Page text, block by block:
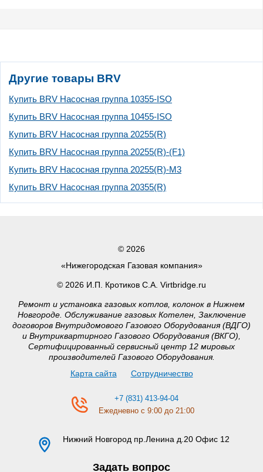
Другие товары BRV
Купить BRV Насосная группа 10355-ISO
Купить BRV Насосная группа 10455-ISO
Купить BRV Насосная группа 20255(R)
Купить BRV Насосная группа 20255(R)-(F1)
Купить BRV Насосная группа 20255(R)-M3
Купить BRV Насосная группа 20355(R)
© 2026
«Нижегородская Газовая компания»
© 2026 И.П. Кротиков С.А. Virtbridge.ru
Ремонт и установка газовых котлов, колонок в Нижнем
Новгороде. Обслуживание газовых Котелен, Заключение
договоров Внутридомового Газового Оборудования (ВДГО)
и Внутриквартирного Газового Оборудования (ВКГО),
Сертифицированный сервисный центр 12 мировых
производителей Газового Оборудования.
Карта сайта
Сотрудничество
+7 (831) 413-94-04
Ежедневно с 9:00 до 21:00
Нижний Новгород пр.Ленина д.20 Офис 12
Задать вопрос